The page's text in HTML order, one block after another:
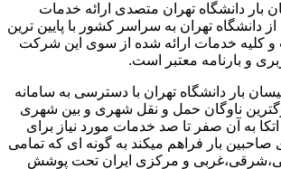
بار دانشگاه تهران متصدی ارائه خدمات
دانشگاه تهران به سراسر کشور با پایین ترین
کلیه خدمات ارائه شده از سوی این شرکت
و بارنامه معتبر است.
بار دانشگاه تهران با دسترسی به سامانه
ناوگان حمل و نقل شهری و بین شهری
اتکا به آن صفر تا صد خدمات مورد نیاز برای
صاحبین بار فراهم میکند به گونه ای که تمامی
و مرکزی ایران تحت پوشش